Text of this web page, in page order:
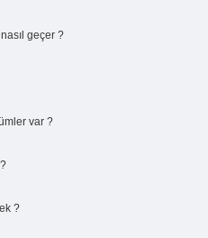
geçer ?
var ?
?